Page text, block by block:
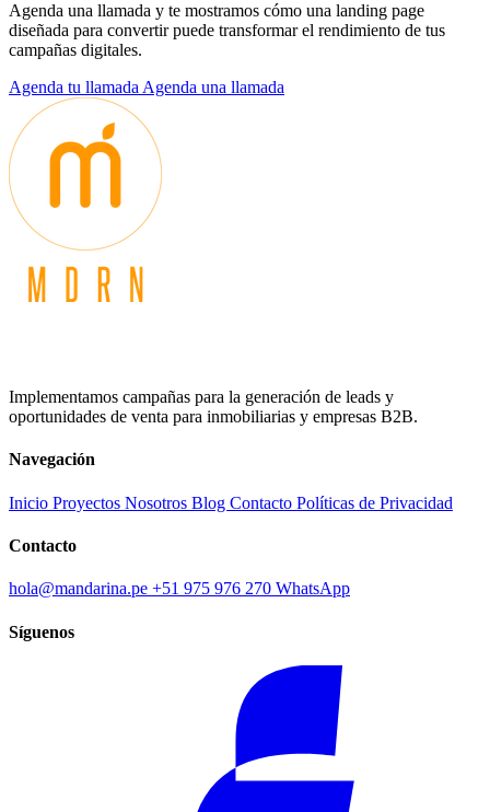
Agenda una llamada y te mostramos cómo una landing page
diseñada para convertir puede transformar el rendimiento de tus
campañas digitales.
Agenda tu llamada Agenda una llamada
Implementamos campañas para la generación de leads y
oportunidades de venta para inmobiliarias y empresas B2B.
Navegación
Inicio Proyectos Nosotros Blog Contacto Políticas de Privacidad
Contacto
hola@mandarina.pe +51 975 976 270 WhatsApp
Síguenos